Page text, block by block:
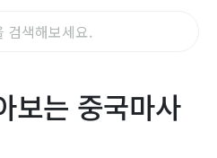
보는 중국마사